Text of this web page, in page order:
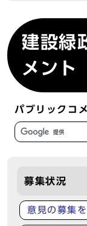
建設緑
メント
パブリックコ
募集状況
意見の募集